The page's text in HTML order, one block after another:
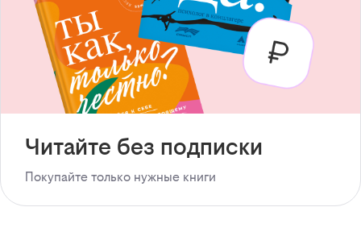
Читайте без подписки
Покупайте только нужные книги